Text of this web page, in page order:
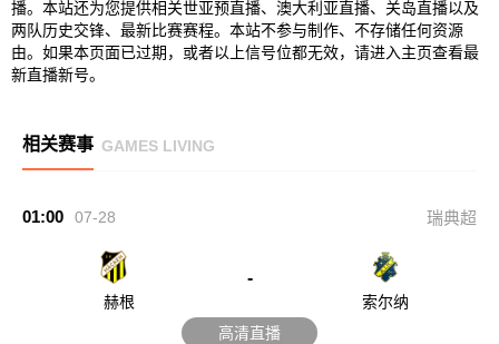
播。本站还为您提供相关世亚预直播、澳大利亚直播、关岛直播以及
两队历史交锋、最新比赛赛程。本站不参与制作、不存储任何资源
由。如果本页面已过期，或者以上信号位都无效，请进入主页查看最
新直播新号。
相关赛事 GAMES LIVING
01:00 07-28 瑞典超
赫根
-
索尔纳
高清直播